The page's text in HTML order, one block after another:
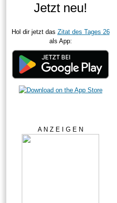
Jetzt neu!
Hol dir jetzt das Zitat des Tages 26
als App:
A N Z E I G E N